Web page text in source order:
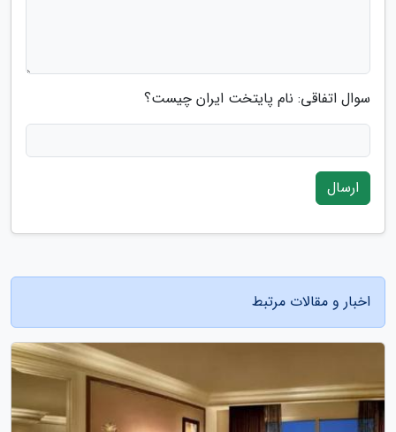
سوال اتفاقی: نام پایتخت ایران چیست؟
ارسال
اخبار و مقالات مرتبط